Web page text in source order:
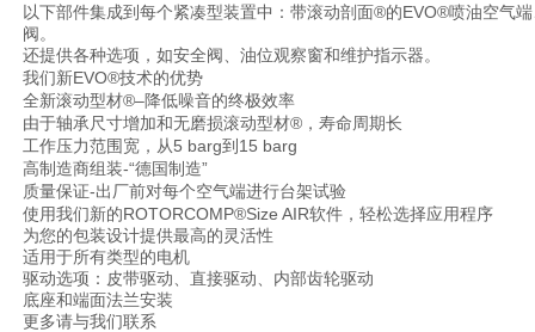
以下部件集成到每个紧凑型装置中：带滚动剖面®的EVO®喷油空气
阀。
还提供各种选项，如安全阀、油位观察窗和维护指示器。
我们新EVO®技术的优势
全新滚动型材®–降低噪音的终极效率
由于轴承尺寸增加和无磨损滚动型材® ，寿命周期长
工作压力范围宽，从5 barg到 15 barg
高制造商组装-“德国制造”
质量保证-出厂前对每个空气端进行台架试验
使用我们新的ROTORCOMP®Size AIR软件，轻松选择应用程序
为您的包装设计提供最高的灵活性
适用于所有类型的电机
驱动选项：皮带驱动、直接驱动、内部齿轮驱动
底座和端面法兰安装
更多请与我们联系